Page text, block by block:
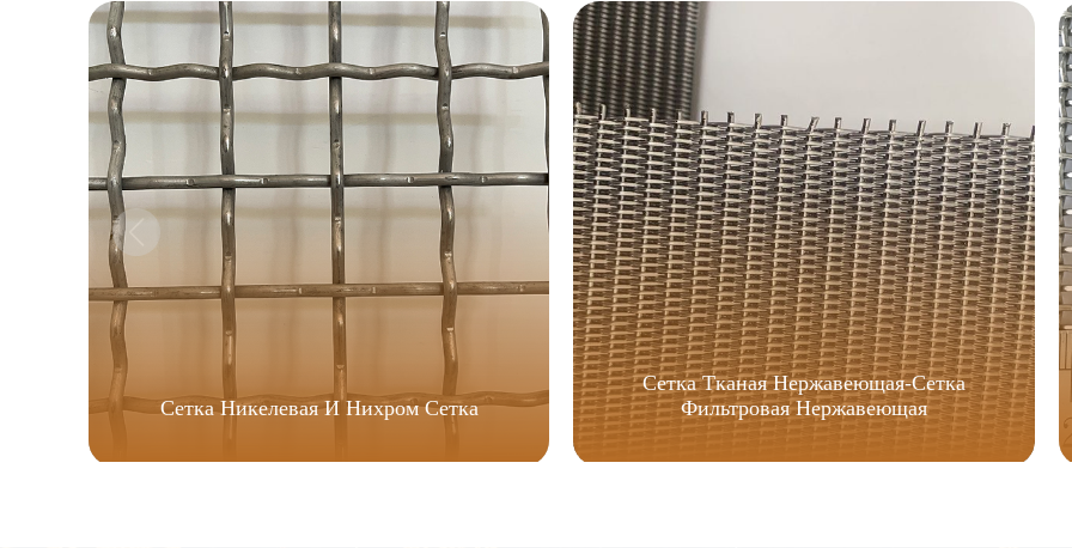
Сетка Никелевая И Нихром Сетка
Сетка Тканая Нержавеющая-Сетка
Фильтровая Нержавеющая